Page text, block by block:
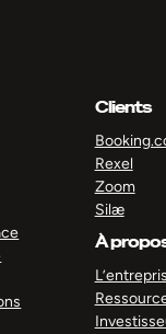
Clients
Rexel
Zoom
Silæ
À